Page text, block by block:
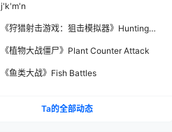
j'k'm'n
《狩猎射击游戏：狙击模拟器》Hunting
《植物大战僵尸》Plant Counter Attack
《鱼类大战》Fish Battles
Ta的全部动态